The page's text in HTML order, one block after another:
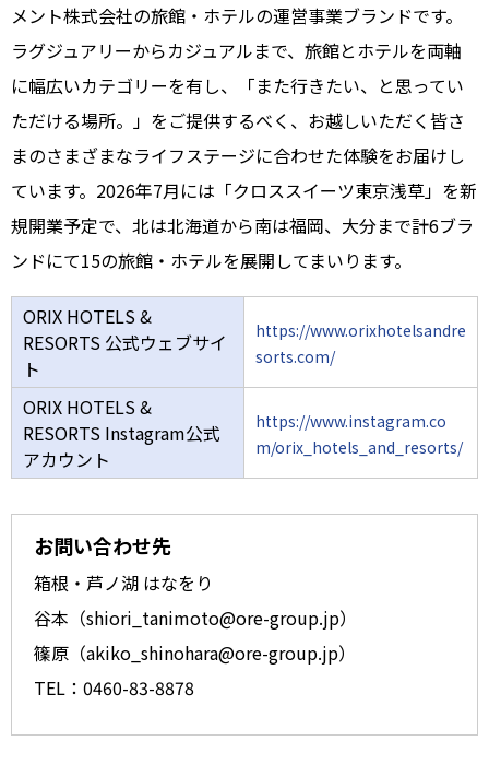
メント株式会社の旅館・ホテルの運営事業ブランドです。
ラグジュアリーからカジュアルまで、旅館とホテルを両軸
に幅広いカテゴリーを有し、「また行きたい、と思ってい
ただける場所。」をご提供するべく、お越しいただく皆さ
まのさまざまなライフステージに合わせた体験をお届けし
ています。2026年7月には「クロススイーツ東京浅草」を新
規開業予定で、北は北海道から南は福岡、大分まで計6ブラ
ンドにて15の旅館・ホテルを展開してまいります。
ORIX HOTELS &
RESORTS 公式ウェブサイ
ト
https://www.orixhotelsandre
sorts.com/
ORIX HOTELS &
RESORTS Instagram公式
アカウント
https://www.instagram.co
m/orix_hotels_and_resorts/
お問い合わせ先
箱根・芦ノ湖 はなをり
谷本（shiori_tanimoto@ore-group.jp）
篠原（akiko_shinohara@ore-group.jp）
TEL：0460-83-8878